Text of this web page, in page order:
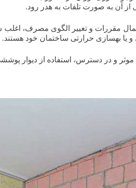
از آن به صورت تلفات به هدر رود.
مقررات و تغییر الگوی مصرف، اغلب
و یا بهسازی حرارتی ساختمان خود هستند.
و در دسترس، استفاده از دیوار